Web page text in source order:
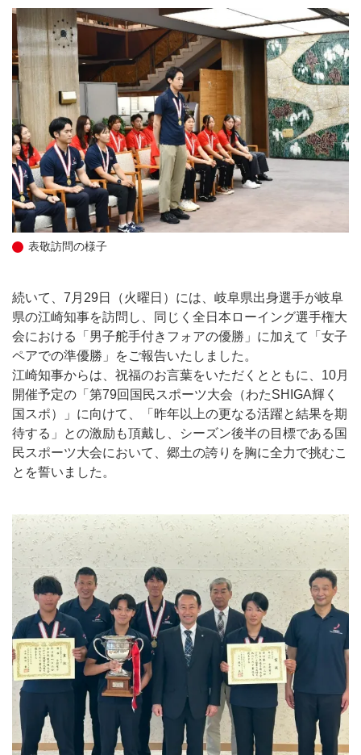
表敬訪問の様子
続いて、7月29日（火曜日）には、岐阜県出身選手が岐阜
県の江崎知事を訪問し、同じく全日本ローイング選手権大
会における「男子舵手付きフォアの優勝」に加えて「女子
ペアでの準優勝」をご報告いたしました。
江崎知事からは、祝福のお言葉をいただくとともに、10月
開催予定の「第79回国民スポーツ大会（わたSHIGA輝く
国スポ）」に向けて、「昨年以上の更なる活躍と結果を期
待する」との激励も頂戴し、シーズン後半の目標である国
民スポーツ大会において、郷土の誇りを胸に全力で挑むこ
とを誓いました。